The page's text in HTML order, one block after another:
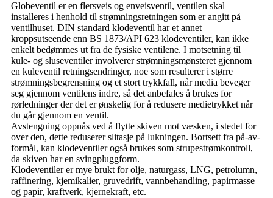
Globeventil er en flersveis og enveisventil, ventilen skal
installeres i henhold til strømningsretningen som er angitt på
ventilhuset. DIN standard klodeventil har et annet
kroppsutseende enn BS 1873/API 623 klodeventiler, kan ikke
enkelt bedømmes ut fra de fysiske ventilene. I motsetning til
kule- og sluseventiler involverer strømningsmønsteret gjennom
en kuleventil retningsendringer, noe som resulterer i større
strømningsbegrensning og et stort trykkfall, når media beveger
seg gjennom ventilens indre, så det anbefales å brukes for
rørledninger der det er ønskelig for å redusere medietrykket når
du går gjennom en ventil.
Avstengning oppnås ved å flytte skiven mot væsken, i stedet for
over den, dette reduserer slitasje på lukningen. Bortsett fra på-av-
formål, kan klodeventiler også brukes som strupestrømkontroll,
da skiven har en svingpluggform.
Klodeventiler er mye brukt for olje, naturgass, LNG, petrolumn,
raffinering, kjemikalier, gruvedrift, vannbehandling, papirmasse
og papir, kraftverk, kjernekraft, etc.